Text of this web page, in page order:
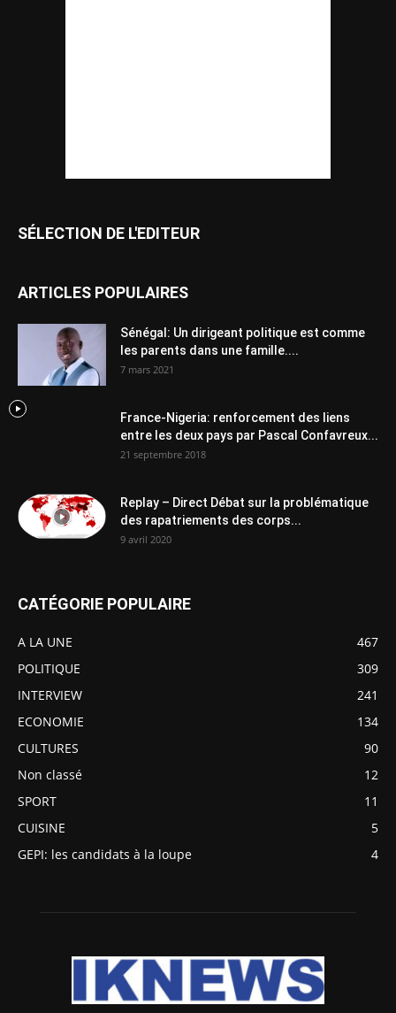
SÉLECTION DE L'EDITEUR
ARTICLES POPULAIRES
Sénégal: Un dirigeant politique est comme
les parents dans une famille....
7 mars 2021
France-Nigeria: renforcement des liens
entre les deux pays par Pascal Confavreux...
21 septembre 2018
Replay – Direct Débat sur la problématique
des rapatriements des corps...
9 avril 2020
CATÉGORIE POPULAIRE
A LA UNE
467
POLITIQUE
309
INTERVIEW
241
ECONOMIE
134
CULTURES
90
Non classé
12
SPORT
11
CUISINE
5
GEPI: les candidats à la loupe
4